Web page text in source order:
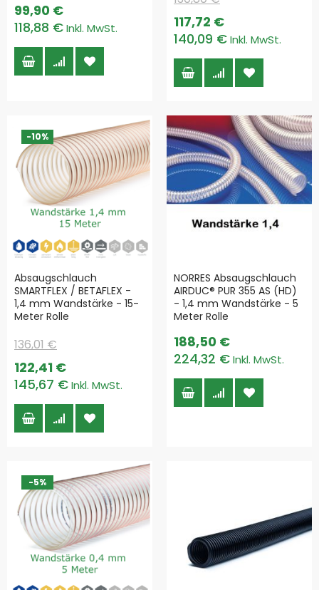
Special
Price
118,88 €
99,90 €
Special
Price
140,09 €
117,72 €
-10%
Absaugschlauch
SMARTFLEX / BETAFLEX -
1,4 mm Wandstärke - 15-
Meter Rolle
Special
Price
145,67 €
122,41 €
136,01 €
NORRES Absaugschlauch
AIRDUC® PUR 355 AS (HD)
- 1,4 mm Wandstärke - 5
Meter Rolle
224,32 €
188,50 €
-5%